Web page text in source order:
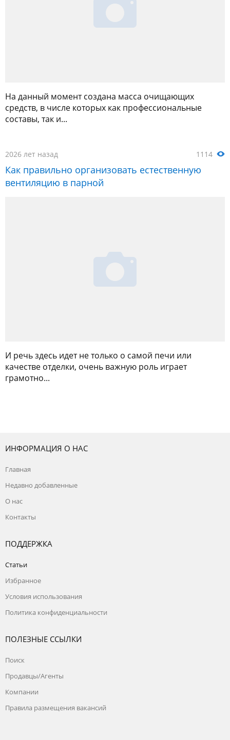
На данный момент создана масса очищающих
средств, в числе которых как профессиональные
составы, так и...
2026 лет назад 1114
Как правильно организовать естественную
вентиляцию в парной
И речь здесь идет не только о самой печи или
качестве отделки, очень важную роль играет
грамотно...
ИНФОРМАЦИЯ О НАС
Главная
Недавно добавленные
О нас
Контакты
ПОДДЕРЖКА
Статьи
Избранное
Условия использования
Политика конфиденциальности
ПОЛЕЗНЫЕ ССЫЛКИ
Поиск
Продавцы/Агенты
Компании
Правила размещения вакансий